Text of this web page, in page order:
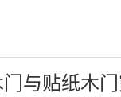
与贴纸木